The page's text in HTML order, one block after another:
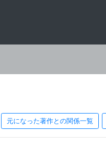
元になった著作との関係一覧